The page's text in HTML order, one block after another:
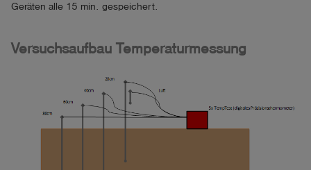
Geräten alle 15 min. gespeichert.
Versuchsaufbau Temperaturmessung